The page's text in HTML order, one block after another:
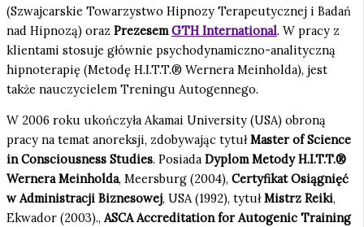
(Szwajcarskie Towarzystwo Hipnozy Terapeutycznej i Badań
nad Hipnozą) oraz PrezesemGTH International. W pracy z
klientami stosuje głównie psychodynamiczno-analityczną
hipnoterapię (Metodę H.I.T.T.® Wernera Meinholda), jest
także nauczycielem Treningu Autogennego.
W 2006 roku ukończyła Akamai University (USA) obroną
pracy na temat anoreksji, zdobywając tytułMaster of Science
in Consciousness Studies. Posiada Dyplom Metody H.I.T.T.®
Wernera Meinholda, Meersburg (2004), Certyfikat Osiągnięć
w Administracji Biznesowej, USA (1992), tytułMistrz Reiki,
Ekwador (2003).,ASCA Accreditation for Autogenic Training